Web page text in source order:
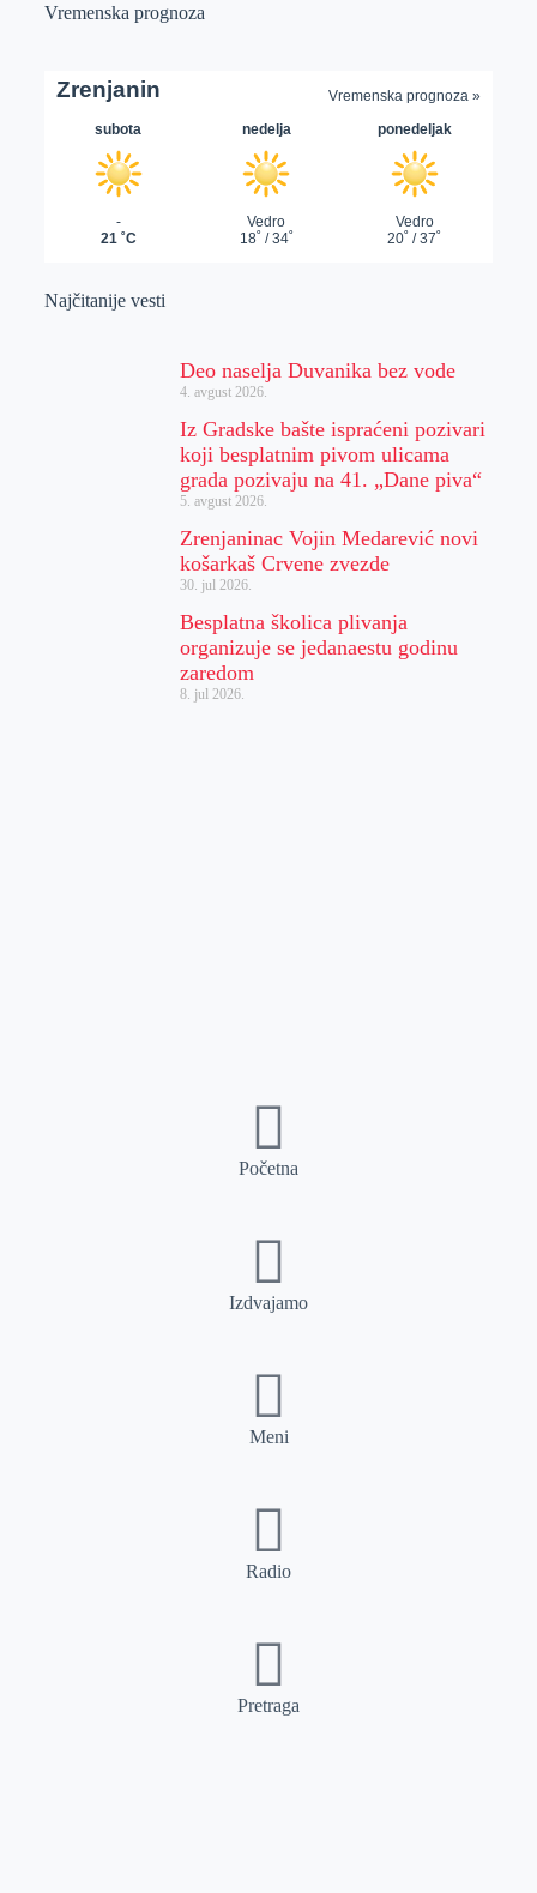
Vremenska prognoza
Najčitanije vesti
Deo naselja Duvanika bez vode
4. avgust 2026.
Iz Gradske bašte ispraćeni pozivari
koji besplatnim pivom ulicama
grada pozivaju na 41. „Dane piva“
5. avgust 2026.
Zrenjaninac Vojin Medarević novi
košarkaš Crvene zvezde
30. jul 2026.
Besplatna školica plivanja
organizuje se jedanaestu godinu
zaredom
8. jul 2026.
Početna
Izdvajamo
Meni
Radio
Pretraga